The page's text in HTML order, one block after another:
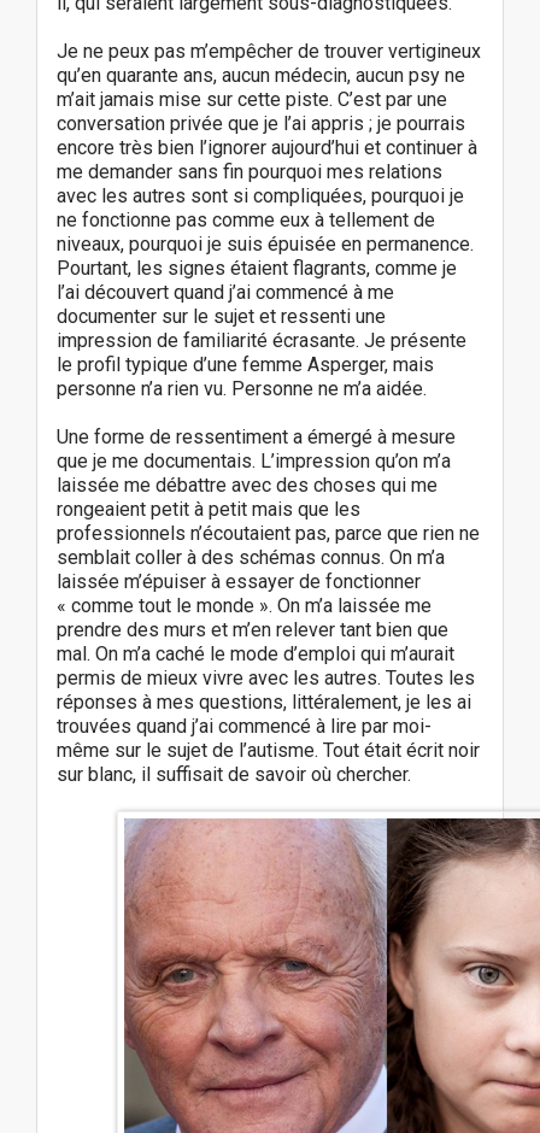
Je ne peux pas m’empêcher de trouver vertigineux
qu’en quarante ans, aucun médecin, aucun psy ne
m’ait jamais mise sur cette piste. C’est par une
conversation privée que je l’ai appris ; je pourrais
encore très bien l’ignorer aujourd’hui et continuer à
me demander sans fin pourquoi mes relations
avec les autres sont si compliquées, pourquoi je
ne fonctionne pas comme eux à tellement de
niveaux, pourquoi je suis épuisée en permanence.
Pourtant, les signes étaient flagrants, comme je
l’ai découvert quand j’ai commencé à me
documenter sur le sujet et ressenti une
impression de familiarité écrasante. Je présente
le profil typique d’une femme Asperger, mais
personne n’a rien vu. Personne ne m’a aidée.
Une forme de ressentiment a émergé à mesure
que je me documentais. L’impression qu’on m’a
laissée me débattre avec des choses qui me
rongeaient petit à petit mais que les
professionnels n’écoutaient pas, parce que rien ne
semblait coller à des schémas connus. On m’a
laissée m’épuiser à essayer de fonctionner
« comme tout le monde ». On m’a laissée me
prendre des murs et m’en relever tant bien que
mal. On m’a caché le mode d’emploi qui m’aurait
permis de mieux vivre avec les autres. Toutes les
réponses à mes questions, littéralement, je les ai
trouvées quand j’ai commencé à lire par moi-
même sur le sujet de l’autisme. Tout était écrit noir
sur blanc, il suffisait de savoir où chercher.